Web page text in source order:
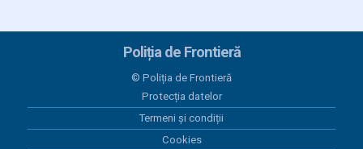
Lista cu venituri salariale - mai 2026
Poliția de Frontieră
© Poliția de Frontieră
Protecția datelor
Termeni și condiții
Cookies